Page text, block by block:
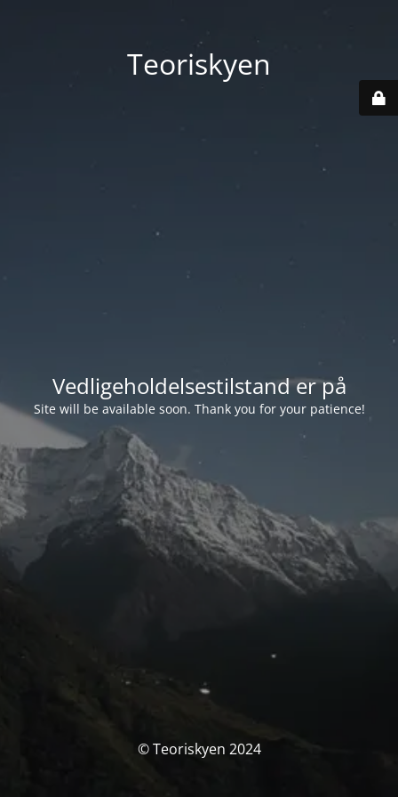
Teoriskyen
Vedligeholdelsestilstand er på
Site will be available soon. Thank you for your patience!
© Teoriskyen 2024